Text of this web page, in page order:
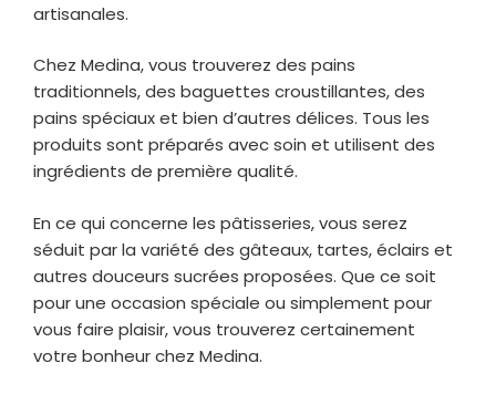
artisanales.
Chez Medina, vous trouverez des pains
traditionnels, des baguettes croustillantes, des
pains spéciaux et bien d’autres délices. Tous les
produits sont préparés avec soin et utilisent des
ingrédients de première qualité.
En ce qui concerne les pâtisseries, vous serez
séduit par la variété des gâteaux, tartes, éclairs et
autres douceurs sucrées proposées. Que ce soit
pour une occasion spéciale ou simplement pour
vous faire plaisir, vous trouverez certainement
votre bonheur chez Medina.